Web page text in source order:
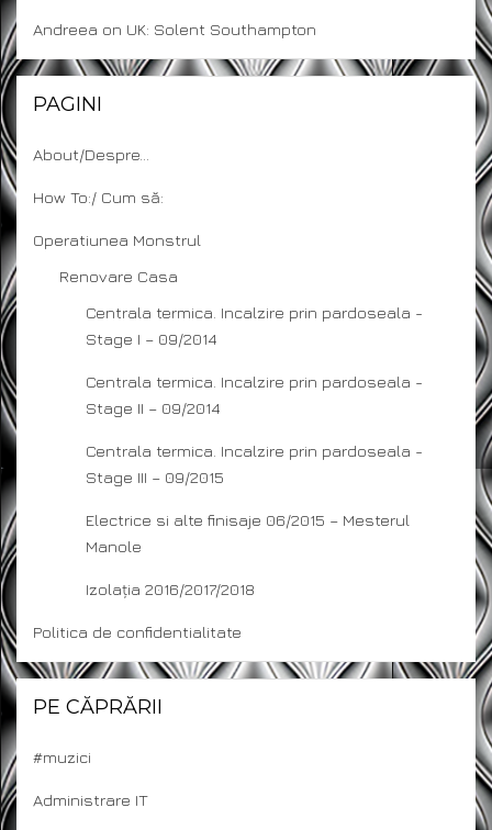
Andreea on UK: Solent Southampton
PAGINI
About/Despre…
How To:/ Cum să:
Operatiunea Monstrul
Renovare Casa
Centrala termica. Incalzire prin pardoseala -
Stage I – 09/2014
Centrala termica. Incalzire prin pardoseala -
Stage II – 09/2014
Centrala termica. Incalzire prin pardoseala -
Stage III – 09/2015
Electrice si alte finisaje 06/2015 – Mesterul
Manole
Izolația 2016/2017/2018
Politica de confidentialitate
PE CĂPRĂRII
#muzici
Administrare IT